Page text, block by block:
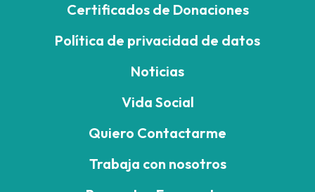
Certificados de Donaciones
Política de privacidad de datos
Noticias
Vida Social
Quiero Contactarme
Trabaja con nosotros